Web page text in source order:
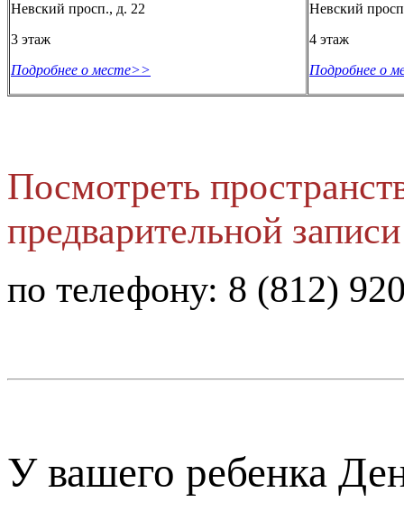
Невский просп., д. 22
3 этаж
Подробнее о месте>>
Невский
4 этаж
Подробнее о
Посмотреть
предварительной записи
по телефону: 8 (812)
У вашего ребенка